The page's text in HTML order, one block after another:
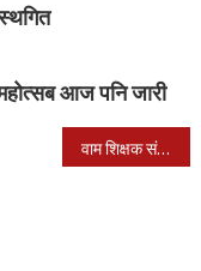
आज पनि जारी
वाम शिक्षक संगठनको भेला तथा सम्मान कार्यक्रम कैलालीको लम्कीमा सम्पन्न